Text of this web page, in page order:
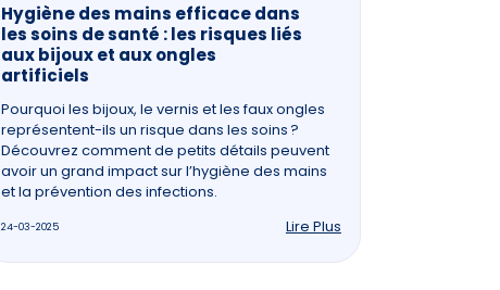
Hygiène des mains efficace dans
les soins de santé : les risques liés
aux bijoux et aux ongles
artificiels
Pourquoi les bijoux, le vernis et les faux ongles
représentent-ils un risque dans les soins ?
Découvrez comment de petits détails peuvent
avoir un grand impact sur l’hygiène des mains
et la prévention des infections.
24-03-2025 Lire Plus